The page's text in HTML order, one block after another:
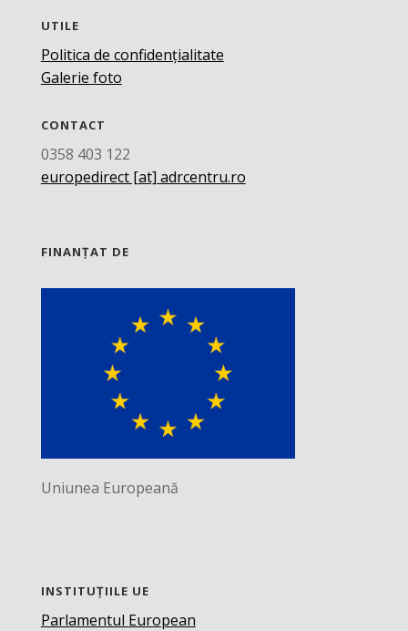
UTILE
Politica de confidențialitate
Galerie foto
CONTACT
0358 403 122
europedirect [at] adrcentru.ro
FINANȚAT DE
Uniunea Europeană
INSTITUȚIILE UE
Parlamentul European